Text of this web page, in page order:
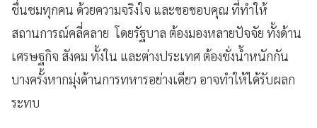
ชื่นชมทุกคน ด้วยความจริงใจ และขอขอบคุณ ที่ทำให้
สถานการณ์คลี่คลาย โดยรัฐบาล ต้องมองหลายปัจจัย ทั้งด้าน
เศรษฐกิจ สังคม ทั้งใน และต่างประเทศ ต้องชั่งน้ำหนักกัน
บางครั้งหากมุ่งด้านการทหารอย่างเดียว อาจทำให้ได้รับผลก
ระทบ